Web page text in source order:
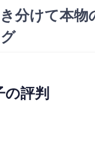
分けて本物
の評判